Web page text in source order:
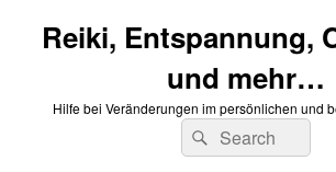
Reiki, Entspannung,
und mehr…
Hilfe bei Veränderungen im persönlichen und
Suche
nach:
Suchen